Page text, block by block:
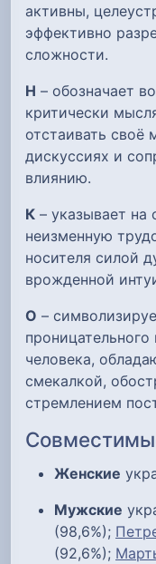
активны,
эффективно
сложности.
Н – обозначает
критически
отстаивать своё
дискуссиях и
влиянию.
К – указывает на
неизменную
носителя силой
врожденной
О –
проницательного
человека,
смекалкой,
стремлением
Женские
Мужские
(98,6%);
(92,6%);